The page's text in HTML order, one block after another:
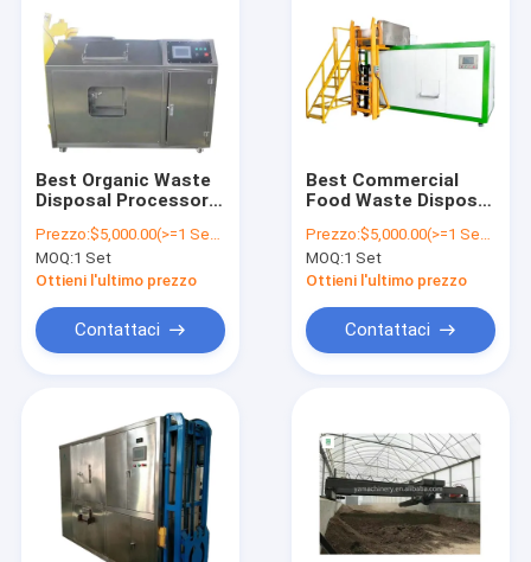
prodotti
Chi siamo
Contattaci
Best Organic Waste
Disposal Processor
Machine Fully
Automatic Organic
Waste Composter
Composter
Prezzo:$5,000.00(>=1 Sets)
MOQ:1 Set
Ottieni l'ultimo prezzo
Contattaci
Best Commercial
Food Waste Disposal
Composting Machine
Prezzo:$5,000.00(>=1 Sets)
MOQ:1 Set
Ottieni l'ultimo prezzo
Contattaci